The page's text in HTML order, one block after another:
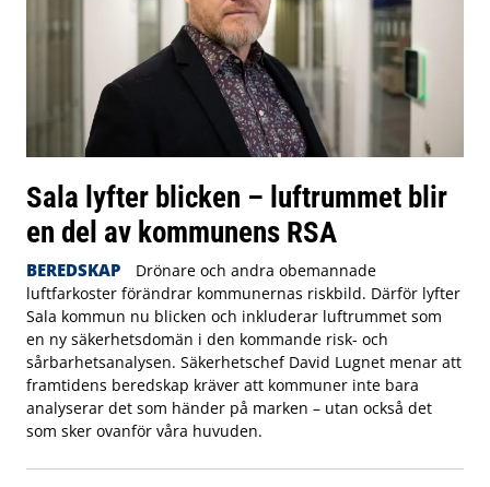
Sala lyfter blicken – luftrummet blir
en del av kommunens RSA
BEREDSKAP
Drönare och andra obemannade
luftfarkoster förändrar kommunernas riskbild. Därför lyfter
Sala kommun nu blicken och inkluderar luftrummet som
en ny säkerhetsdomän i den kommande risk- och
sårbarhetsanalysen. Säkerhetschef David Lugnet menar att
framtidens beredskap kräver att kommuner inte bara
analyserar det som händer på marken – utan också det
som sker ovanför våra huvuden.